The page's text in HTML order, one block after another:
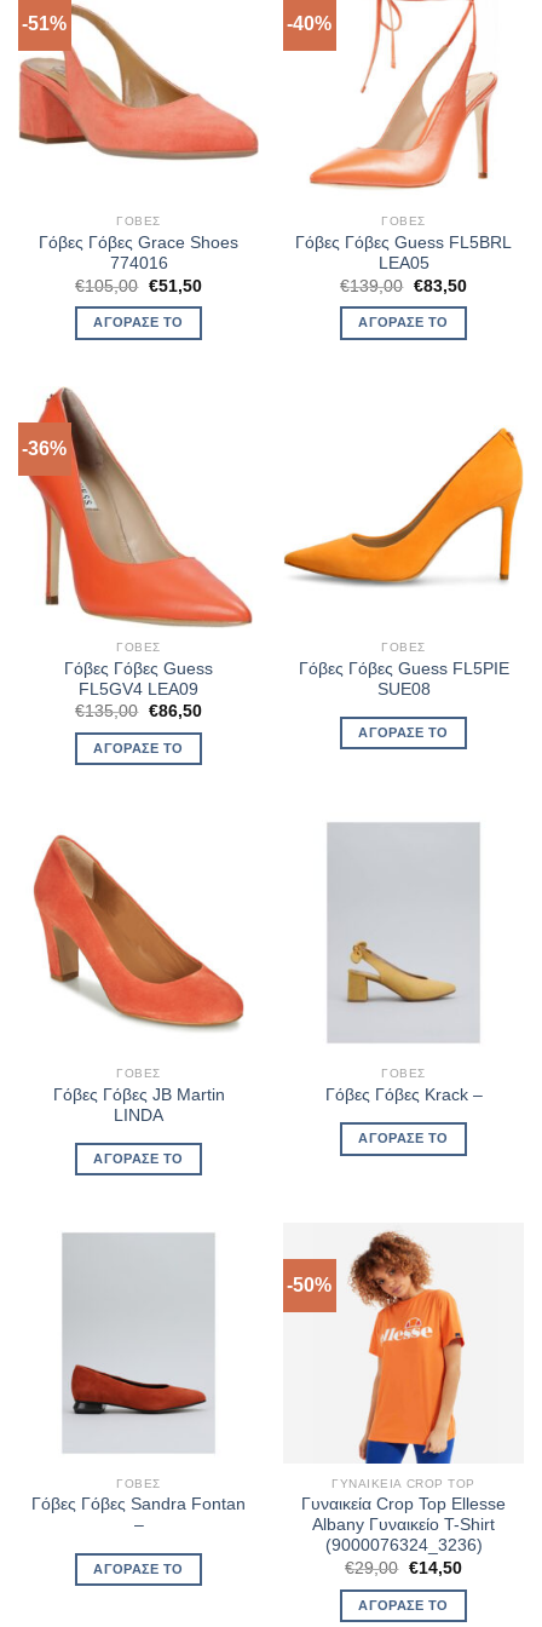
-51%
ΓΌΒΕΣ
Γόβες Γόβες Grace Shoes
774016
€105,00 Original
price
was:
€105,00.
€51,50Η
ΑΓΌΡΑΣΈ ΤΟ
-40%
ΓΌΒΕΣ
Γόβες Γόβες Guess FL5BRL
LEA05
€139,00 Original
price
was:
€139,00.
€83,50Η
ΑΓΌΡΑΣΈ ΤΟ
-36%
ΓΌΒΕΣ
Γόβες Γόβες Guess
FL5GV4 LEA09
€135,00 Original
was:
€135,00.
€86,50Η
ΑΓΌΡΑΣΈ ΤΟ
ΓΌΒΕΣ
Γόβες Γόβες Guess FL5PIE
SUE08
ΑΓΌΡΑΣΈ ΤΟ
ΓΌΒΕΣ
Γόβες Γόβες JB Martin
LINDA
ΑΓΌΡΑΣΈ ΤΟ
ΓΌΒΕΣ
Γόβες Γόβες Krack –
ΑΓΌΡΑΣΈ ΤΟ
ΓΌΒΕΣ
Γόβες Γόβες Sandra Fontan
–
ΑΓΌΡΑΣΈ ΤΟ
-50%
ΓΥΝΑΙΚΕΊΑ CROP TOP
Γυναικεία Crop Top Ellesse
Albany Γυναικείο T-Shirt
(9000076324_3236)
€29,00 Original
price
was:
€29,00.
€14,50Η
τιμή
ΑΓΌΡΑΣΈ ΤΟ